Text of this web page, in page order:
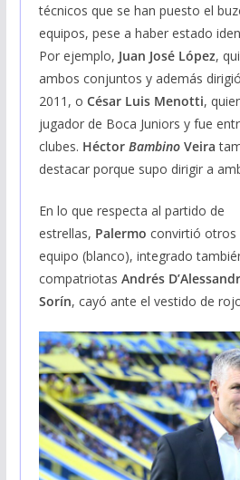
técnicos que se han puesto el
equipos, pese a haber estado
Por ejemplo, Juan José López,
ambos conjuntos y además
2011, o César Luis Menotti,
jugador de Boca Juniors y fue
clubes. Héctor Bambino Veira
destacar porque supo dirigir a
En lo que respecta al partido de
estrellas, Palermo convirtió otros
equipo (blanco), integrado
compatriotas Andrés
Sorín, cayó ante el vestido de